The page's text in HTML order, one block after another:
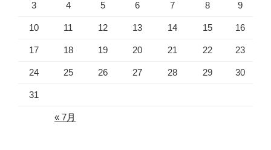
3 4 5 6 7 8 9
10 11 12 13 14 15 16
17 18 19 20 21 22 23
24 25 26 27 28 29 30
31
« 7月